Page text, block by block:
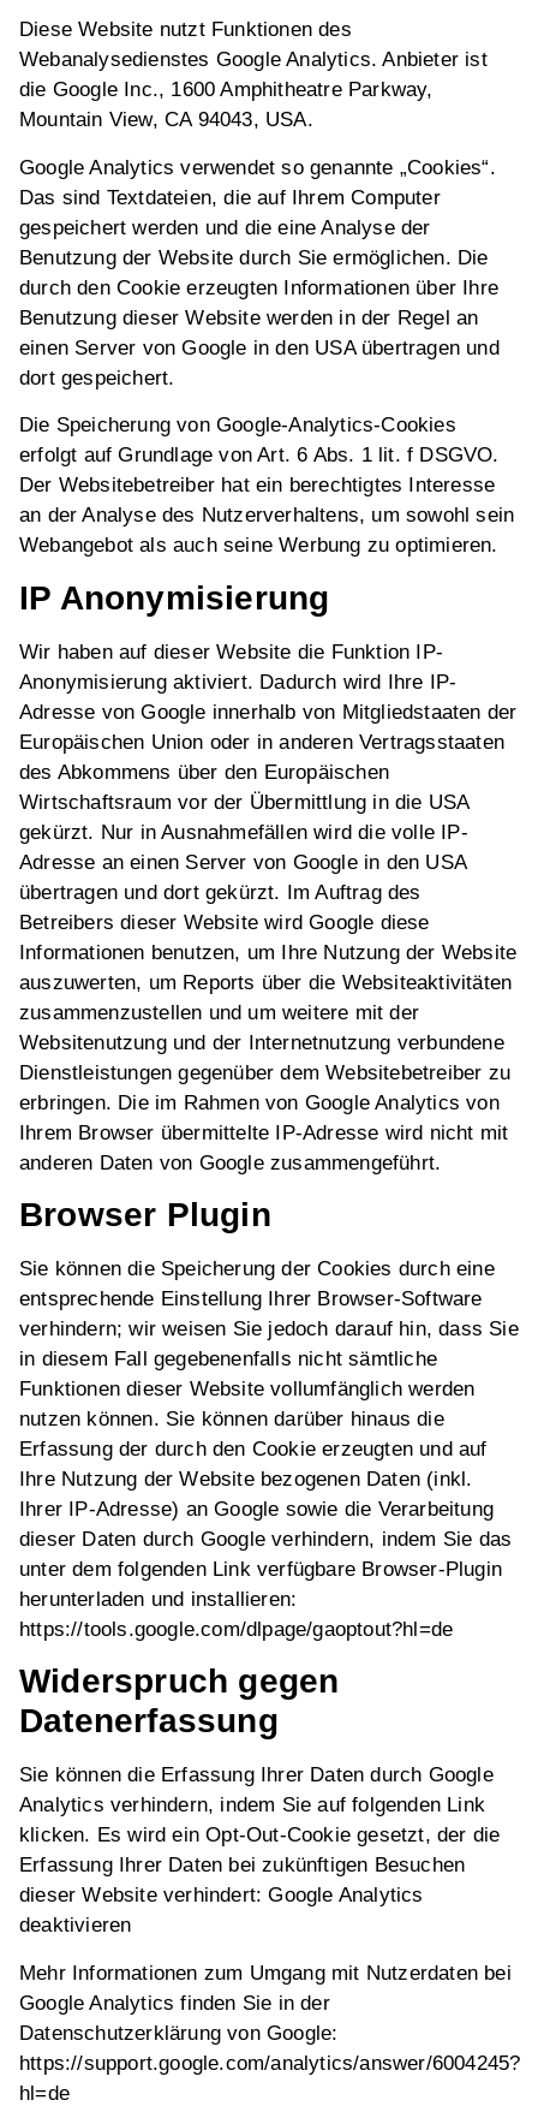
Diese Website nutzt Funktionen des
Webanalysedienstes Google Analytics. Anbieter ist
die Google Inc., 1600 Amphitheatre Parkway,
Mountain View, CA 94043, USA.
Google Analytics verwendet so genannte „Cookies“.
Das sind Textdateien, die auf Ihrem Computer
gespeichert werden und die eine Analyse der
Benutzung der Website durch Sie ermöglichen. Die
durch den Cookie erzeugten Informationen über Ihre
Benutzung dieser Website werden in der Regel an
einen Server von Google in den USA übertragen und
dort gespeichert.
Die Speicherung von Google-Analytics-Cookies
erfolgt auf Grundlage von Art. 6 Abs. 1 lit. f DSGVO.
Der Websitebetreiber hat ein berechtigtes Interesse
an der Analyse des Nutzerverhaltens, um sowohl sein
Webangebot als auch seine Werbung zu optimieren.
IP Anonymisierung
Wir haben auf dieser Website die Funktion IP-
Anonymisierung aktiviert. Dadurch wird Ihre IP-
Adresse von Google innerhalb von Mitgliedstaaten der
Europäischen Union oder in anderen Vertragsstaaten
des Abkommens über den Europäischen
Wirtschaftsraum vor der Übermittlung in die USA
gekürzt. Nur in Ausnahmefällen wird die volle IP-
Adresse an einen Server von Google in den USA
übertragen und dort gekürzt. Im Auftrag des
Betreibers dieser Website wird Google diese
Informationen benutzen, um Ihre Nutzung der Website
auszuwerten, um Reports über die Websiteaktivitäten
zusammenzustellen und um weitere mit der
Websitenutzung und der Internetnutzung verbundene
Dienstleistungen gegenüber dem Websitebetreiber zu
erbringen. Die im Rahmen von Google Analytics von
Ihrem Browser übermittelte IP-Adresse wird nicht mit
anderen Daten von Google zusammengeführt.
Browser Plugin
Sie können die Speicherung der Cookies durch eine
entsprechende Einstellung Ihrer Browser-Software
verhindern; wir weisen Sie jedoch darauf hin, dass Sie
in diesem Fall gegebenenfalls nicht sämtliche
Funktionen dieser Website vollumfänglich werden
nutzen können. Sie können darüber hinaus die
Erfassung der durch den Cookie erzeugten und auf
Ihre Nutzung der Website bezogenen Daten (inkl.
Ihrer IP-Adresse) an Google sowie die Verarbeitung
dieser Daten durch Google verhindern, indem Sie das
unter dem folgenden Link verfügbare Browser-Plugin
herunterladen und installieren:
https://tools.google.com/dlpage/gaoptout?hl=de
Widerspruch gegen
Datenerfassung
Sie können die Erfassung Ihrer Daten durch Google
Analytics verhindern, indem Sie auf folgenden Link
klicken. Es wird ein Opt-Out-Cookie gesetzt, der die
Erfassung Ihrer Daten bei zukünftigen Besuchen
dieser Website verhindert: Google Analytics
deaktivieren
Mehr Informationen zum Umgang mit Nutzerdaten bei
Google Analytics finden Sie in der
Datenschutzerklärung von Google:
https://support.google.com/analytics/answer/6004245?
hl=de